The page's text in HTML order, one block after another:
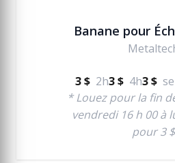
Banane pour
3 $ 2h3 $ 4h3 $
* Louez pour la fin
vendredi 16 h 00 à
pour 3 $